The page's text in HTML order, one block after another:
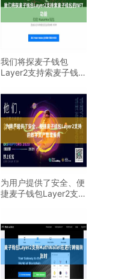
我们将探麦子钱包
Layer2支持索麦子钱包
为用户提供了安全、便
捷麦子钱包Layer2支持